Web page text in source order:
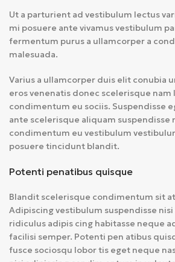
Ut a parturient ad vestibulum lectus
mi posuere ante vivamus vestibulum
fermentum purus a ullamcorper a
malesuada.
Varius a ullamcorper duis elit conubia
eros venenatis donec scelerisque nam
condimentum eu sociis. Suspendisse
ante scelerisque aliquam suspendisse
condimentum eu vestibulum
posuere tincidunt blandit.
Potenti penatibus quisque
Blandit scelerisque condimentum sit
Adipiscing vestibulum suspendisse
ridiculus adipis cing habitasse neque
facilisi semper. Potenti pen atibus
fusce sociosqu lobor tis eget neque